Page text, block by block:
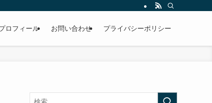
ロフィール お問い合わせ プライバシーポリシー